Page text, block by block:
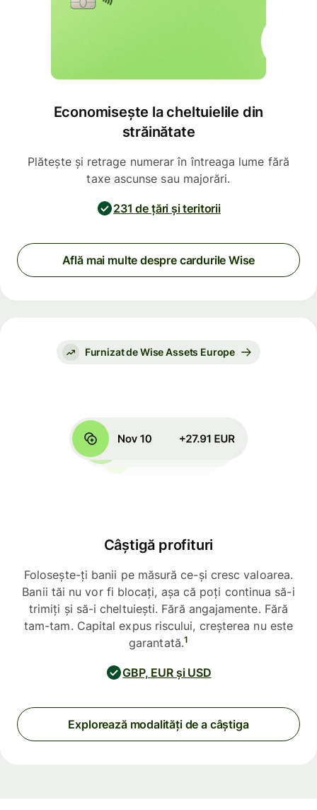
Economisește la cheltuielile din
străinătate
Plătește și retrage numerar în întreaga lume fără
taxe ascunse sau majorări.
231 de țări și teritorii
Află mai multe despre cardurile Wise
Furnizat de Wise Assets Europe
Câștigă profituri
Folosește-ți banii pe măsură ce-și cresc valoarea.
Banii tăi nu vor fi blocați, așa că poți continua să-i
trimiți și să-i cheltuiești. Fără angajamente. Fără
tam-tam. Capital expus riscului, creșterea nu este
garantată.1
GBP, EUR și USD
Explorează modalități de a câștiga